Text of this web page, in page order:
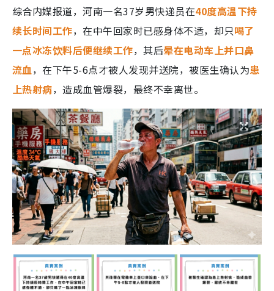
综合内媒报道，河南一名37岁男快递员在40度高温下持
续长时间工作，在中午回家时已感身体不适，却只喝了
一点冰冻饮料后便继续工作，其后晕在电动车上并口鼻
流血，在下午5-6点才被人发现并送院，被医生确认为患
上热射病，造成血管爆裂，最终不幸离世。